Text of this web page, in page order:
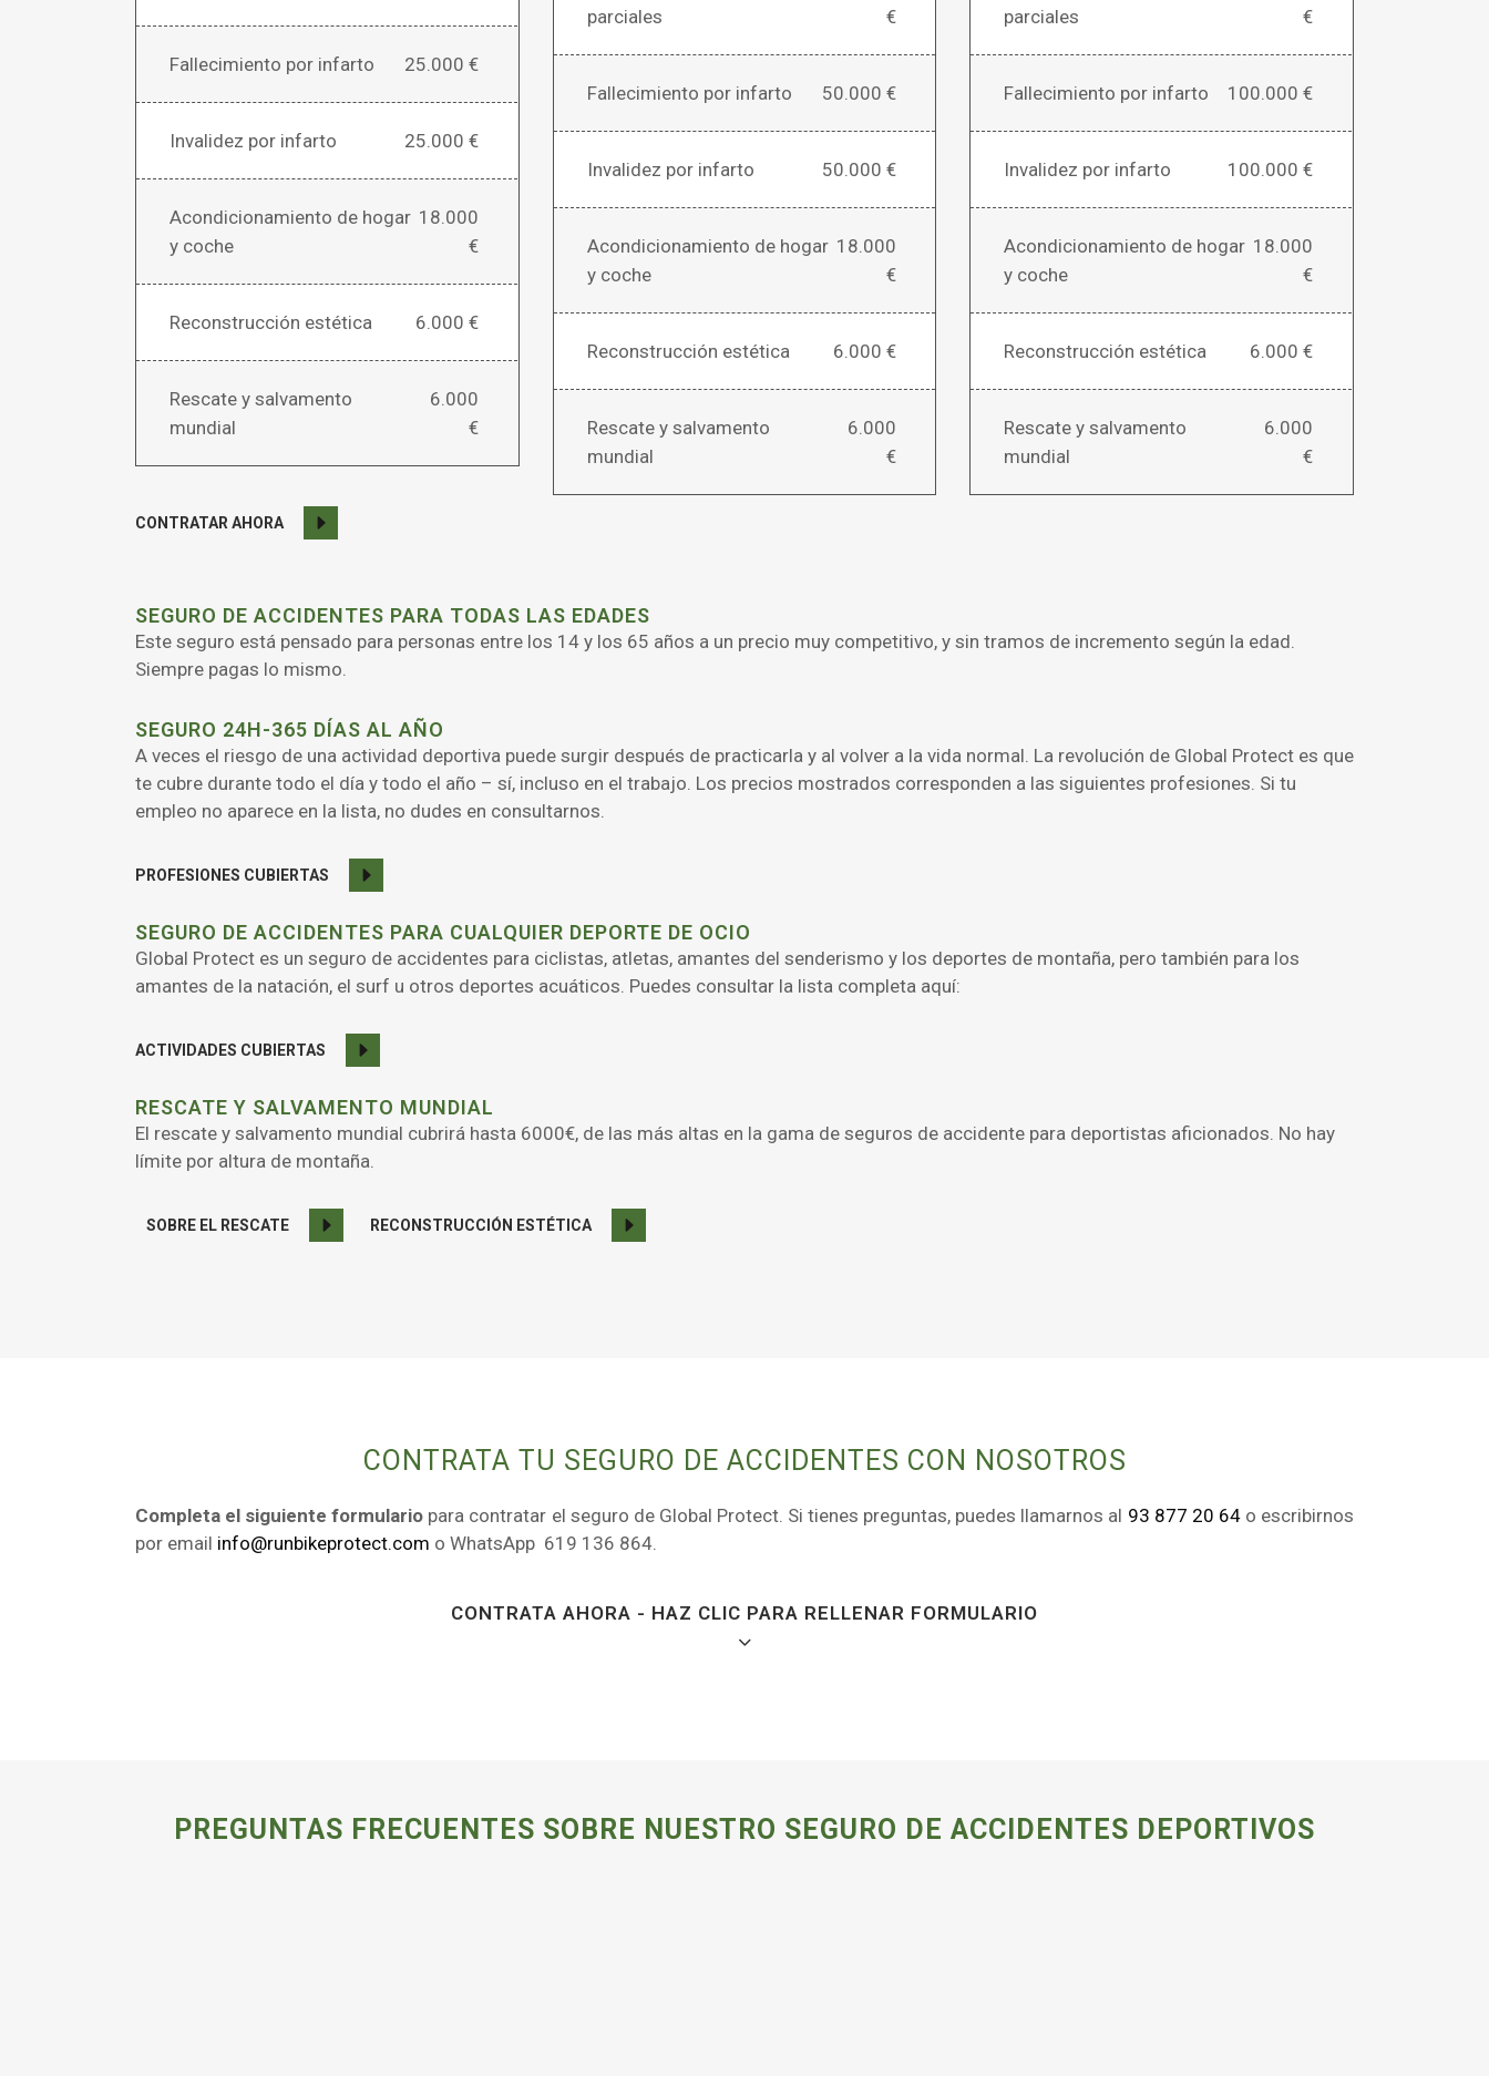
Fallecimiento por infarto 25.000 €
Invalidez por infarto 25.000 €
Acondicionamiento de hogar
y coche
18.000
€
Reconstrucción estética 6.000 €
Rescate y salvamento
mundial
6.000
€
parciales
€
Fallecimiento por infarto 50.000 €
Invalidez por infarto 50.000 €
Acondicionamiento de hogar
y coche
18.000
€
Reconstrucción estética 6.000 €
Rescate y salvamento
mundial
6.000
€
parciales
€
Fallecimiento por infarto 100.000 €
Invalidez por infarto 100.000 €
Acondicionamiento de hogar
y coche
18.000
€
Reconstrucción estética 6.000 €
Rescate y salvamento
mundial
6.000
€
CONTRATAR AHORA
SEGURO DE ACCIDENTES PARA TODAS LAS EDADES
Este seguro está pensado para personas entre los 14 y los 65 años a un precio muy competitivo, y sin tramos de incremento según la edad.
Siempre pagas lo mismo.
SEGURO 24H-365 DÍAS AL AÑO
A veces el riesgo de una actividad deportiva puede surgir después de practicarla y al volver a la vida normal. La revolución de Global Protect es que
te cubre durante todo el día y todo el año – sí, incluso en el trabajo. Los precios mostrados corresponden a las siguientes profesiones. Si tu
empleo no aparece en la lista, no dudes en consultarnos.
PROFESIONES CUBIERTAS
SEGURO DE ACCIDENTES PARA CUALQUIER DEPORTE DE OCIO
Global Protect es un seguro de accidentes para ciclistas, atletas, amantes del senderismo y los deportes de montaña, pero también para los
amantes de la natación, el surf u otros deportes acuáticos. Puedes consultar la lista completa aquí:
ACTIVIDADES CUBIERTAS
RESCATE Y SALVAMENTO MUNDIAL
El rescate y salvamento mundial cubrirá hasta 6000€, de las más altas en la gama de seguros de accidente para deportistas aficionados. No hay
límite por altura de montaña.
SOBRE EL RESCATE RECONSTRUCCIÓN ESTÉTICA
CONTRATA TU SEGURO DE ACCIDENTES CON NOSOTROS
Completa el siguiente formulario para contratar el seguro de Global Protect. Si tienes preguntas, puedes llamarnos al 93 877 20 64o escribirnos
por email info@runbikeprotect.com o WhatsApp 619 136 864.
CONTRATA AHORA - HAZ CLIC PARA RELLENAR FORMULARIO
PREGUNTAS FRECUENTES SOBRE NUESTRO SEGURO DE ACCIDENTES DEPORTIVOS